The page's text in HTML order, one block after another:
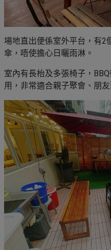
場地直出便係室外平台，有2
傘，唔使擔心日曬雨淋。
室內有長枱及多張椅子，
用，非常適合親子聚會、朋